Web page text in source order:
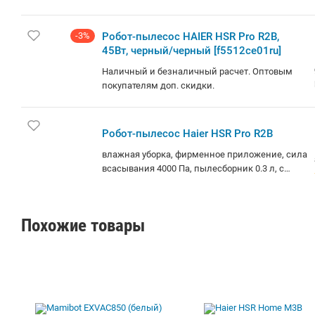
лидар, датчики перепада высоты, база
самоочистки
-3%
Робот-пылесос HAIER HSR Pro R2B,
45Вт, черный/черный [f5512ce01ru]
Наличный и безналичный расчет. Оптовым
покупателям доп. скидки.
Робот-пылесос Haier HSR Pro R2B
влажная уборка, фирменное приложение, сила
всасывания 4000 Па, пылесборник 0.3 л, с
юридических лиц цена уже с НДС. Мы
Похожие товары